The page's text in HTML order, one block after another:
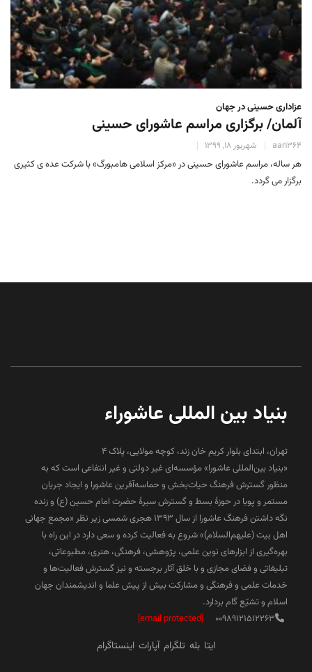
عزاداری حسینی در جهان
آلمان/ برگزاری مراسم عاشورای حسینی
aar1364 شهریور 18, 1399
هر ساله، مراسم عاشورای حسینی در «مرکز اسلامی هامبورگ» با شرکت عده ی کثیری
برگزار می گردد.
بنیاد بین المللی عاشوراء
تهران، ابتدای بلوار کریم خان زند، کوچه مولایی، پلاک 4
«بنیاد بین‌المللی عاشورا» مؤسسه‌ای غیر دولتی و غیر انتفاعی است که به
منظور گسترش فرهنگ حیات‌بخش و حماسه‌آفرین عاشورا و ایجاد جریان
مستمر و پویا در حوزۀ بسط و گسترش سیرۀ حضرت امام حسین (ع) و زنده
نگه داشتن فرهنگ عاشورا از سال ۱۳۹۳ هجری شمسی زیر نظر «مجمع جهانی
اهل بیت (علیهم‌السلام)» شروع به فعالیت کرده و سعی دارد در این راه با
بهره‌گیری از ابزارهای نوین علمی، پژوهشی، فرهنگی، هنری، مطبوعاتی،
تبلیغاتی و فضای مجازی و با خلق آثار برجسته و نیز گسترش فعالیت‌ها و
خدمات علمی و فرهنگی و مشارکت بیش از پیش علما و اندیشمندان جهان
اسلام و تشیّع گام بردارد.
00989121512263
[email protected]
ایتا بله تلگرام آپارات اینستاگرام